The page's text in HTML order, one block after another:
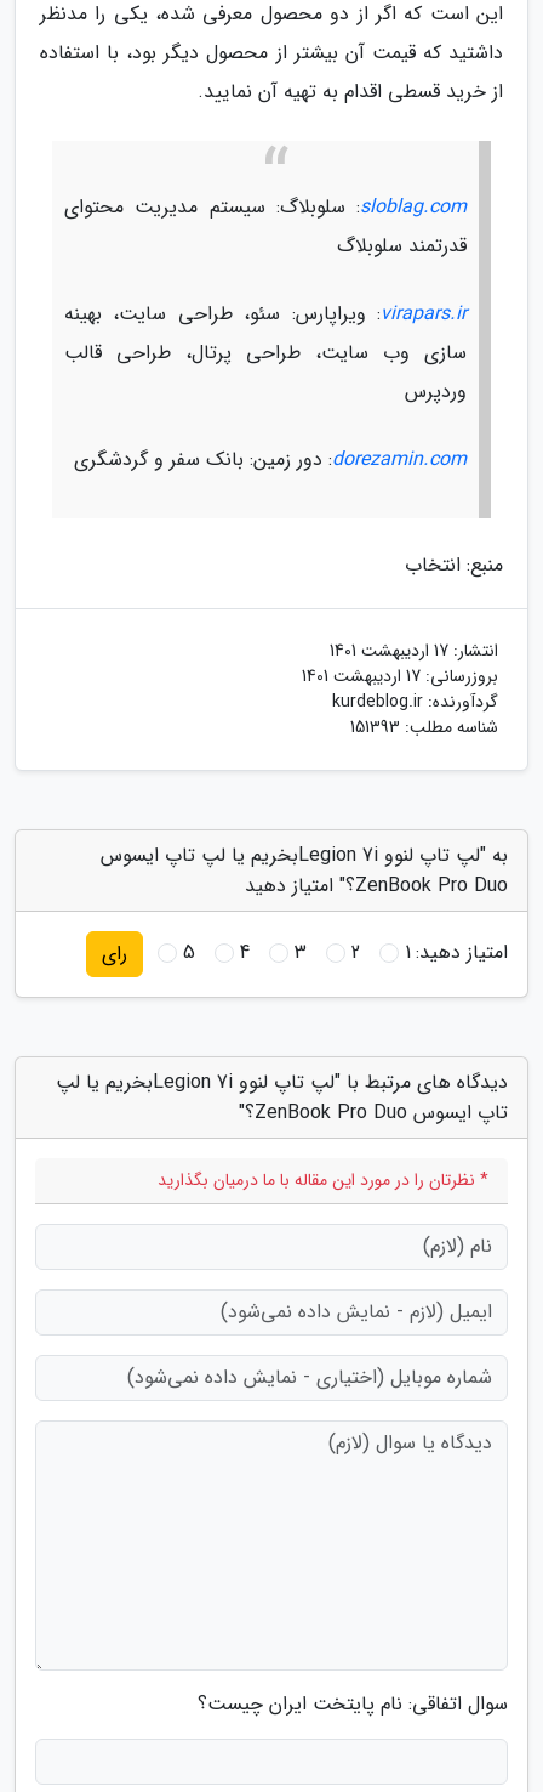
این است که اگر از دو محصول معرفی شده، یکی را مدنظر
داشتید که قیمت آن بیشتر از محصول دیگر بود، با استفاده
از خرید قسطی اقدام به تهیه آن نمایید.
sloblag.com: سلوبلاگ: سیستم مدیریت محتوای
قدرتمند سلوبلاگ
virapars.ir: ویراپارس: سئو، طراحی سایت، بهینه
سازی وب سایت، طراحی پرتال، طراحی قالب
وردپرس
dorezamin.com: دور زمین: بانک سفر و گردشگری
منبع: انتخاب
انتشار: 17 اردیبهشت 1401
بروزرسانی: 17 اردیبهشت 1401
گردآورنده: kurdeblog.ir
شناسه مطلب: 151393
به "لپ تاپ لنوو Legion 7iبخریم یا لپ تاپ ایسوس
ZenBook Pro Duo؟" امتیاز دهید
امتیاز دهید:1
2
3
4
5 رای
دیدگاه های مرتبط با "لپ تاپ لنوو Legion 7iبخریم یا لپ
تاپ ایسوس ZenBook Pro Duo؟"
* نظرتان را در مورد این مقاله با ما درمیان بگذارید
سوال اتفاقی: نام پایتخت ایران چیست؟